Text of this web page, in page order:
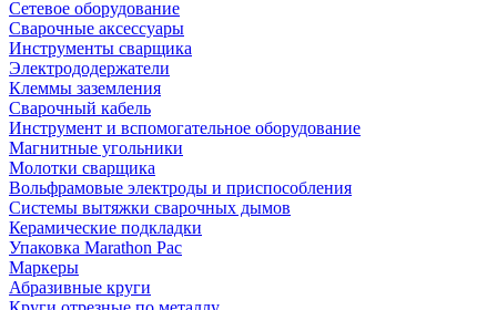
Сетевое оборудование
Сварочные аксессуары
Инструменты сварщика
Электрододержатели
Клеммы заземления
Сварочный кабель
Инструмент и вспомогательное оборудование
Магнитные угольники
Молотки сварщика
Вольфрамовые электроды и приспособления
Системы вытяжки сварочных дымов
Керамические подкладки
Упаковка Marathon Pac
Маркеры
Абразивные круги